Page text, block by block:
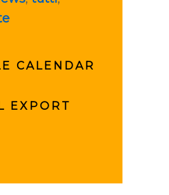
CALENDAR
EXPORT